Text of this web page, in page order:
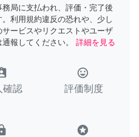
局に支払われ、評価・完了後
利用規約違反の恐れや、少し
ービスやリクエストやユーザ
報してください。
詳細を見る
確認
tag_faces
評価制度
stars